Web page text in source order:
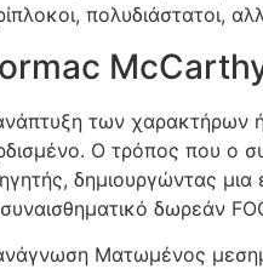
πολυδιάστατοι,
των χαρακτήρων
Ο τρόπος που ο
δημιουργώντας μια
δωρεάν
Ματωμένος